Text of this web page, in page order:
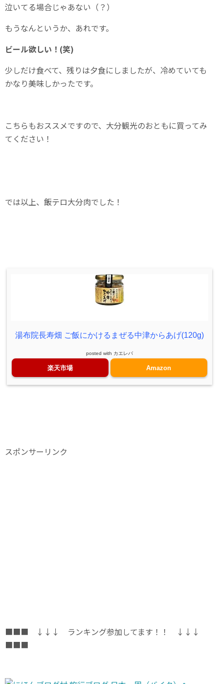
泣いてる場合じゃあない（？）
もうなんというか、あれです。
ビール欲しい！(笑)
少しだけ食べて、残りは夕食にしましたが、冷めていても
かなり美味しかったです。
こちらもおススメですので、大分観光のおともに買ってみ
てください！
では以上、飯テロ大分肉でした！
湯布院長寿畑 ご飯にかけるまぜる中津からあげ(120g)
posted with カエレバ
楽天市場 Amazon
スポンサーリンク
■■■ ↓↓↓ ランキング参加してます！！ ↓↓↓
■■■